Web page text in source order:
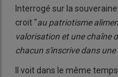
Interrogé sur la
croit "au patriotisme
valorisation et une chaîne
chacun s'inscrive dans
Il voit dans le même